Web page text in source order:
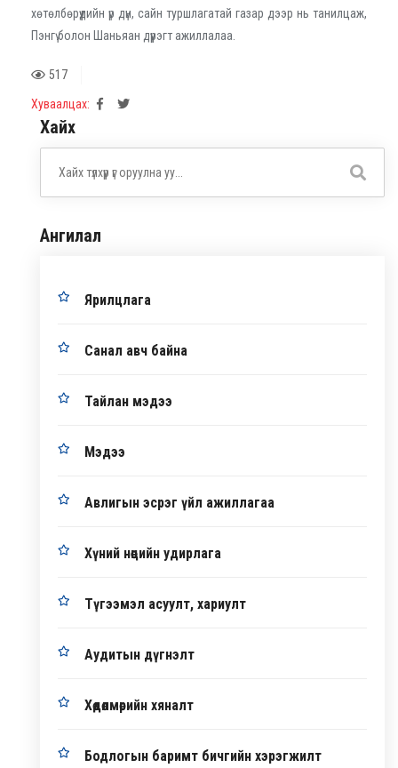
хөтөлбөрүүдийн үр дүн, сайн туршлагатай газар дээр нь танилцаж,
Пэнгү болон Шаньяан дүүрэгт ажиллалаа.
517
Хуваалцах:
Хайх
Ангилал
Ярилцлага
Санал авч байна
Тайлан мэдээ
Мэдээ
Авлигын эсрэг үйл ажиллагаа
Хүний нөөцийн удирлага
Түгээмэл асуулт, хариулт
Аудитын дүгнэлт
Хөдөлмөрийн хяналт
Бодлогын баримт бичгийн хэрэгжилт